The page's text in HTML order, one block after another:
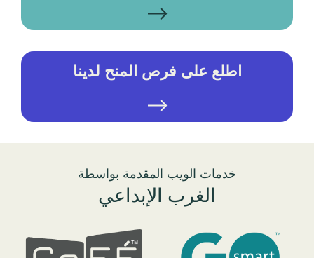
اطلع على فرص المنح لدينا
خدمات الويب المقدمة بواسطة
الغرب الإبداعي